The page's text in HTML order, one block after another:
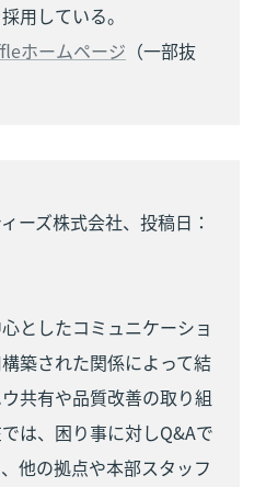
用している。
ホームページ （一部抜
ーズ株式会社、投稿日：
としたコミュニケーショ
築された関係によって結
共有や品質改善の取り組
は、困り事に対しQ&Aで
他の拠点や本部スタッフ